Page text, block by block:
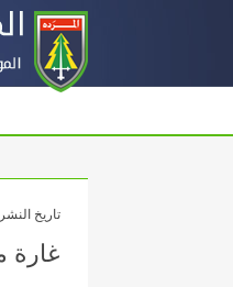
تاريخ النشر January 3, 2026
غارة